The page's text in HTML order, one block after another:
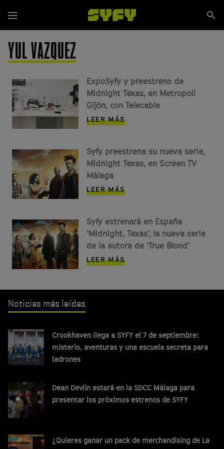
contenido
principal
Menú
YUL VAZQUEZ
ExpoSyfy y preestreno de
Midnight Texas, en Metropoli
Gijón, con Telecable
LEER MÁS
Syfy preestrena su nueva serie,
Midnight Texas, en Screen TV
Málaga
LEER MÁS
Syfy estrenará en España
‘Midnight, Texas’, la nueva serie
de la autora de ‘True Blood’
LEER MÁS
Noticias más leídas
Crookhaven llega a SYFY el 7 de septiembre:
misterio, aventuras y una escuela secreta para
ladrones
Dean Devlin estará en la SDCC Málaga para
presentar los próximos estrenos de SYFY
¿Quieres ganar un pack de merchandising de La